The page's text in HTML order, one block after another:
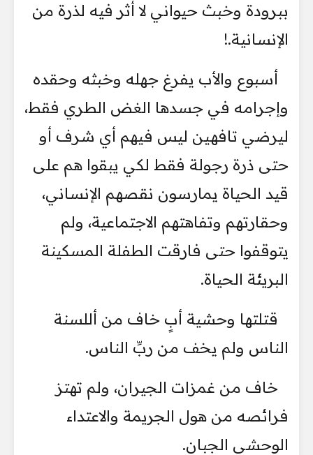
ببرودة وخبث حيواني لا أثر فيه لذرة من
الإنسانية.!
أسبوع والأب يفرغ جهله وخبثه وحقده
وإجرامه في جسدها الغض الطري فقط،
ليرضي تافهين ليس فيهم أي شرف أو
حتى ذرة رجولة فقط لكي يبقوا هم على
قيد الحياة يمارسون نقصهم الإنساني،
وحقارتهم وتفاهتهم الاجتماعية، ولم
يتوقفوا حتى فارقت الطفلة المسكينة
البريئة الحياة.
قتلتها وحشية أبٍ خاف من أللسنة
الناس ولم يخف من ربِّ الناس.
خاف من غمزات الجيران، ولم تهتز
فرائصه من هول الجريمة والاعتداء
الوحشي الجبان.